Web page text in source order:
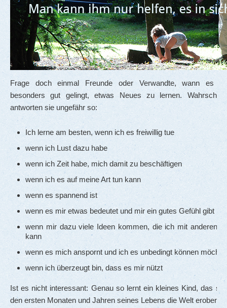
Frage doch einmal Freunde oder Verwandte, wann es
besonders gut gelingt, etwas Neues zu lernen.
antworten sie ungefähr so:
Ich lerne am besten, wenn ich es freiwillig tue
wenn ich Lust dazu habe
wenn ich Zeit habe, mich damit zu beschäftigen
wenn ich es auf meine Art tun kann
wenn es spannend ist
wenn es mir etwas bedeutet und mir ein gutes Gefühl gibt
wenn mir dazu viele Ideen kommen, die ich mit anderen
kann
wenn es mich anspornt und ich es unbedingt können möchte
wenn ich überzeugt bin, dass es mir nützt
Ist es nicht interessant: Genau so lernt ein kleines Kind, das
den ersten Monaten und Jahren seines Lebens die Welt erobert!